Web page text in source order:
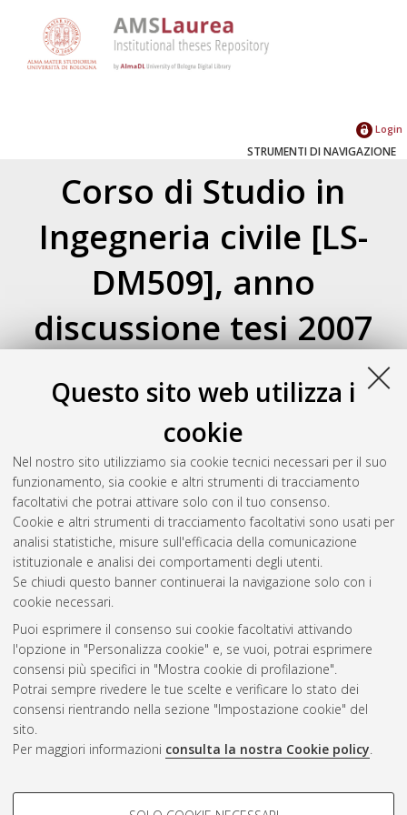
Questo sito web utilizza i
cookie
Nel nostro sito utilizziamo sia cookie tecnici necessari per il suo
funzionamento, sia cookie e altri strumenti di tracciamento
facoltativi che potrai attivare solo con il tuo consenso.
Cookie e altri strumenti di tracciamento facoltativi sono usati per
analisi statistiche, misure sull'efficacia della comunicazione
istituzionale e analisi dei comportamenti degli utenti.
Se chiudi questo banner continuerai la navigazione solo con i
cookie necessari.
Puoi esprimere il consenso sui cookie facoltativi attivando
l'opzione in "Personalizza cookie" e, se vuoi, potrai esprimere
consensi più specifici in "Mostra cookie di profilazione".
Potrai sempre rivedere le tue scelte e verificare lo stato dei
consensi rientrando nella sezione "Impostazione cookie" del
sito.
Per maggiori informazioni consulta la nostra Cookie policy.
COOKIE DI PROFILAZIONE -
Login
STRUMENTI DI NAVIGAZIONE
Corso di Studio in
Ingegneria civile [LS-
DM509], anno
discussione tesi 2007
Atom
RSS 1.0
Autore della tesi|
Indirizzo |Orientamento|Nessun raggruppamento
Numero di documenti:0.
Questa lista e' stata generata ilThu Aug 6 20:38:00 2026
CEST
Atom
Rss 1.0
Rss 2.0
AMS Laurea
Impostazioni Cookie